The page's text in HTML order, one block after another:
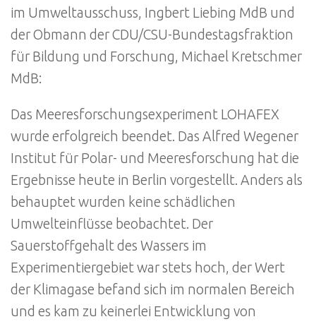
im Umweltausschuss, Ingbert Liebing MdB und
der Obmann der CDU/CSU-Bundestagsfraktion
für Bildung und Forschung, Michael Kretschmer
MdB:
Das Meeresforschungsexperiment LOHAFEX
wurde erfolgreich beendet. Das Alfred Wegener
Institut für Polar- und Meeresforschung hat die
Ergebnisse heute in Berlin vorgestellt. Anders als
behauptet wurden keine schädlichen
Umwelteinflüsse beobachtet. Der
Sauerstoffgehalt des Wassers im
Experimentiergebiet war stets hoch, der Wert
der Klimagase befand sich im normalen Bereich
und es kam zu keinerlei Entwicklung von